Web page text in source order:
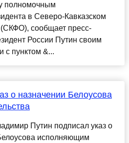
полномочным
в Северо-Кавказском
сообщает пресс-
России Путин своим
с пунктом &...
о назначении Белоусова
Путин подписал указ о
исполняющим